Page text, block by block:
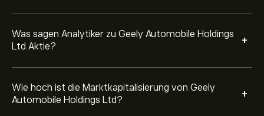
Was sagen Analytiker zu Geely Automobile Holdings
Ltd Aktie?
+
Wie hoch ist die Marktkapitalisierung von Geely
Automobile Holdings Ltd?
+